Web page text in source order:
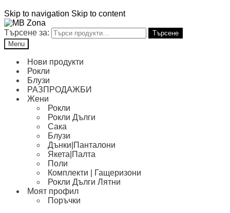
Skip to navigation Skip to content
Търсене за:
Търсене
Menu
Нови продукти
Рокли
Блузи
РАЗПРОДАЖБИ
Жени
Рокли
Рокли Дълги
Сака
Блузи
Дънки|Панталони
Якета|Палта
Поли
Комплекти | Гащеризони
Рокли Дълги Лятни
Моят профил
Поръчки